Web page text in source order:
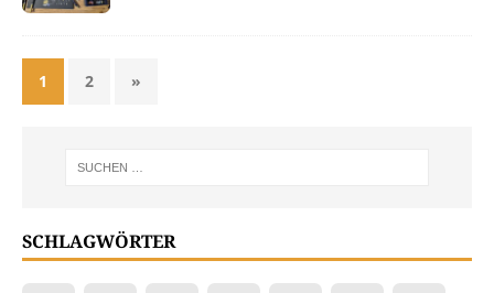
1 2 »
SCHLAGWÖRTER